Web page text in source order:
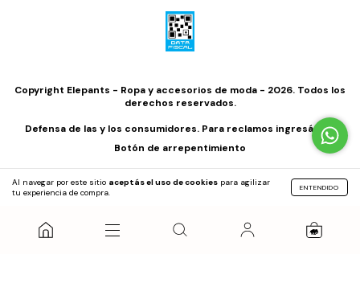
Al navegar por este sitio aceptás el uso de cookies para agilizar
tu experiencia de compra.
ENTENDIDO
0
Copyright Elepants - Ropa y accesorios de moda - 2026. Todos los
derechos reservados.
Defensa de las y los consumidores. Para reclamos ingresá acá.
Botón de arrepentimiento